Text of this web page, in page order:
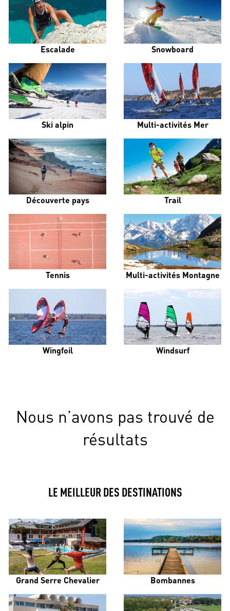
Escalade Snowboard
Ski alpin Multi-activités Mer
Découverte pays Trail
Tennis Multi-activités Montagne
Wingfoil Windsurf
Nous n’avons pas trouvé de
résultats
LE MEILLEUR DES DESTINATIONS
Grand Serre Chevalier Bombannes